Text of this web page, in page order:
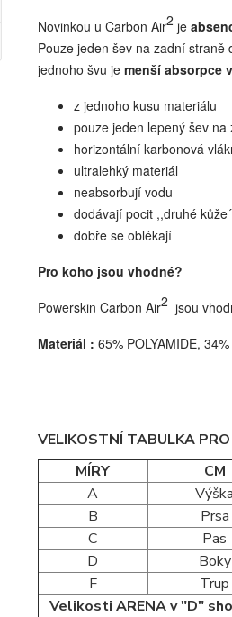
Novinkou u Carbon Air2 je
Pouze jeden šev na zadní straně
jednoho švu je menší absorpce
z jednoho kusu materiálu
pouze jeden lepený šev na
horizontální karbonová
ultralehký materiál
neabsorbují vodu
dodávají pocit ,,druhé
dobře se oblékají
Pro koho jsou vhodné?
Powerskin Carbon Air2 jsou
Materiál : 65% POLYAMIDE,
VELIKOSTNÍ TABULKA
MÍRY
CM
A
Výška
B
Prsa
C
Pas
D
Boky
F
Trup
Velikosti ARENA v "D"